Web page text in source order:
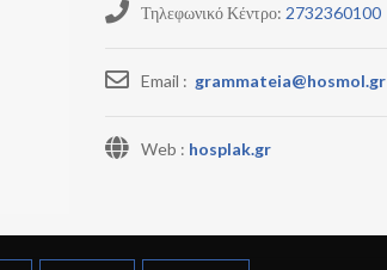
Τηλεφωνικό Κέντρο: 2732360100
Email : grammateia@hosmol.gr
Web : hosplak.gr